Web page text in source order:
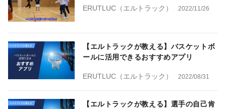
ERUTLUC（エルトラック） 2022/11/26
【エルトラックが教える】バスケットボ
ールに活用できるおすすめアプリ
ERUTLUC（エルトラック） 2022/08/31
【エルトラックが教える】選手の自己肯